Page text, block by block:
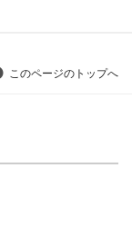
このページのトップへ